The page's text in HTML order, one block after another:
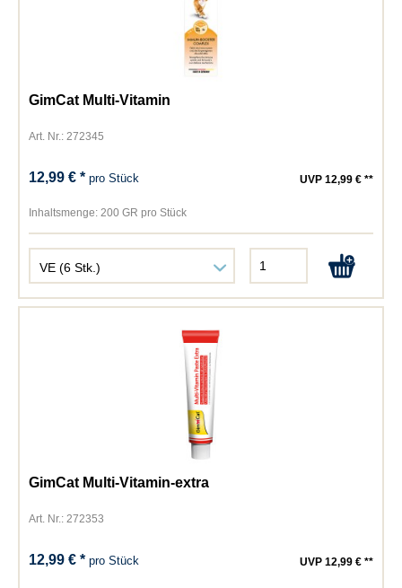
GimCat Multi-Vitamin
Art. Nr.: 272345
12,99 € *pro Stück UVP 12,99 € **
Inhaltsmenge: 200 GR pro Stück
GimCat Multi-Vitamin-extra
Art. Nr.: 272353
12,99 € *pro Stück UVP 12,99 € **